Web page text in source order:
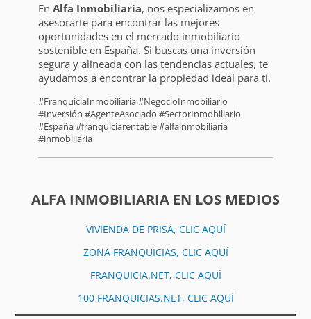
En Alfa Inmobiliaria, nos especializamos en
asesorarte para encontrar las mejores
oportunidades en el mercado inmobiliario
sostenible en España. Si buscas una inversión
segura y alineada con las tendencias actuales, te
ayudamos a encontrar la propiedad ideal para ti.
#FranquiciaInmobiliaria #NegocioInmobiliario
#Inversión #AgenteAsociado #SectorInmobiliario
#España #franquiciarentable #alfainmobiliaria
#inmobiliaria
ALFA INMOBILIARIA EN LOS MEDIOS
VIVIENDA DE PRISA, CLIC AQUÍ
ZONA FRANQUICIAS, CLIC AQUÍ
FRANQUICIA.NET, CLIC AQUÍ
100 FRANQUICIAS.NET, CLIC AQUÍ